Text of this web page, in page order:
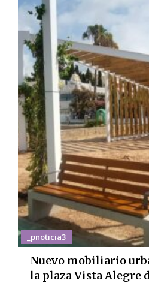
_pnoticia3
Nuevo mobiliario
la plaza Vista Alegre